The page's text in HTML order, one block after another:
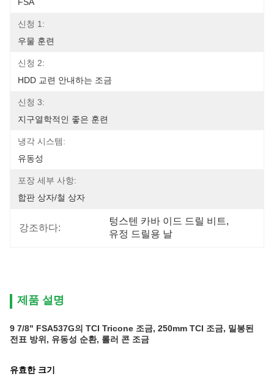
신청 1:
우물 훈련
신청 2:
HDD 교련 안내하는 조금
신청 3:
지구열학적인 좋은 훈련
냉각 시스템:
유동성
포장 세부 사항:
합판 상자/철 상자
강조하다:
텅스텐 카바 이드 드릴 비트,
유정 드릴용 날
제품 설명
9 7/8" FSA537G의 TCI Tricone 조금, 250mm TCI 조금, 밀봉된
전표 방위, 유동성 순환, 롤러 콘 조금
유효한 크기